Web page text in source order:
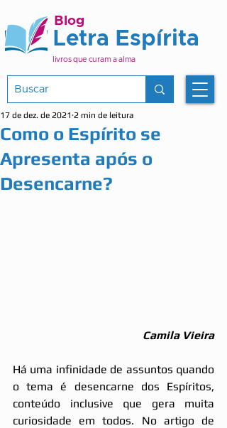
Letra Espírita
Blog
livros que curam a alma
Como o Espírito se
Apresenta após o
Desencarne?
17 de dez. de 2021 2 min de leitura
Camila Vieira
Há uma infinidade de assuntos quando
o tema é desencarne dos Espíritos,
conteúdo inclusive que gera muita
curiosidade em todos. No artigo de